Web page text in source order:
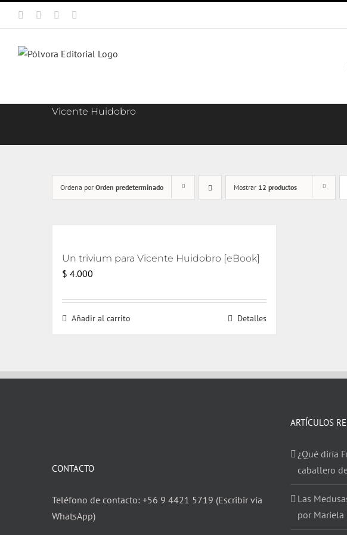
Facebook Instagram
Vicente Huidobro
Ordena por Orden predeterminado Mostrar 12 productos
Un trivium para Vicente Huidobro [eBook]
$ 4.000
Añadir al carrito Detalles
CONTACTO
Teléfono de contacto: +56 9 4421 5719 (Escribir vía
WhatsApp)
ARTÍCULOS
¿Qué diría
caballero
Las
por